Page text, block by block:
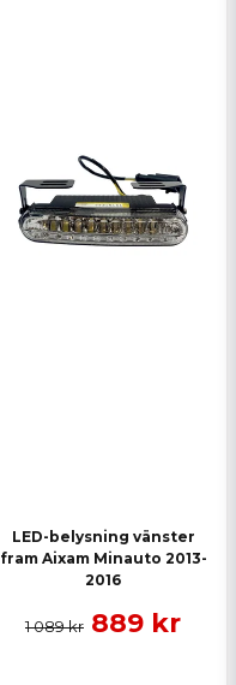
LED-belysning vänster
fram Aixam Minauto 2013-
2016
1 089 kr 889 kr